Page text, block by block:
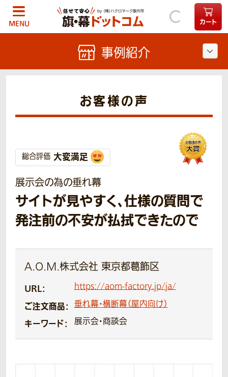
MENU カート
お客様の声
総合評価 大変満足
展示会の為の垂れ幕
サイトが見やすく、仕様の質問で
発注前の不安が払拭できたので
A.O.M.株式会社 東京都葛飾区
URL： https://aom-factory.jp/ja/
ご注文商品： 垂れ幕・横断幕（屋内向け）
キーワード： 展示会・商談会
事例紹介